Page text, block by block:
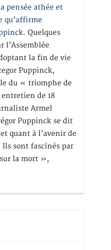
pensée athée et
qu’affirme
Quelques
l’Assemblée
la fin de vie
Puppinck,
du « triomphe de
de 18
Armel
Puppinck se dit
quant à l’avenir de
sont fascinés par
la mort »,